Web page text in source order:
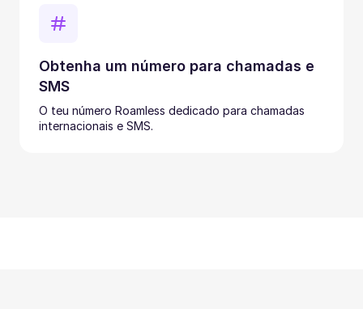
Obtenha um número para chamadas e
SMS
O teu número Roamless dedicado para chamadas
internacionais e SMS.